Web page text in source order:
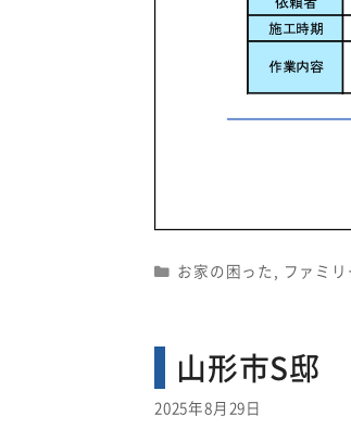
Categories
お家の困った ファミ
山形市S邸
2025年8月29日